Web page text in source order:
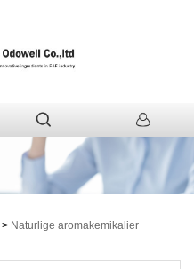
> Naturlige aromakemikalier